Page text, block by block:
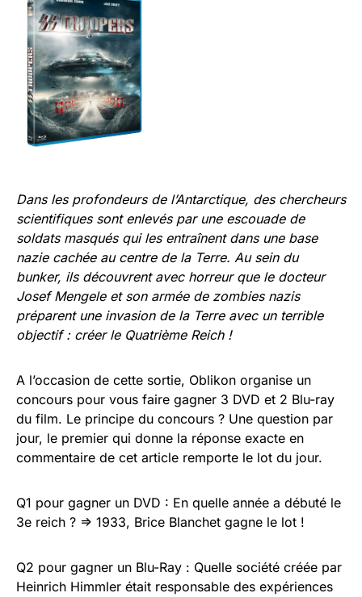
Dans les profondeurs de l’Antarctique, des chercheurs
scientifiques sont enlevés par une escouade de
soldats masqués qui les entraînent dans une base
nazie cachée au centre de la Terre. Au sein du
bunker, ils découvrent avec horreur que le docteur
Josef Mengele et son armée de zombies nazis
préparent une invasion de la Terre avec un terrible
objectif : créer le Quatrième Reich !
A l’occasion de cette sortie, Oblikon organise un
concours pour vous faire gagner 3 DVD et 2 Blu-ray
du film. Le principe du concours ? Une question par
jour, le premier qui donne la réponse exacte en
commentaire de cet article remporte le lot du jour.
Q1 pour gagner un DVD : En quelle année a débuté le
3e reich ? => 1933, Brice Blanchet gagne le lot !
Q2 pour gagner un Blu-Ray : Quelle société créée par
Heinrich Himmler était responsable des expériences